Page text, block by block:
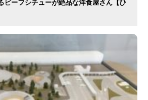
ビーフシチューが絶品な洋食屋さん【ひ